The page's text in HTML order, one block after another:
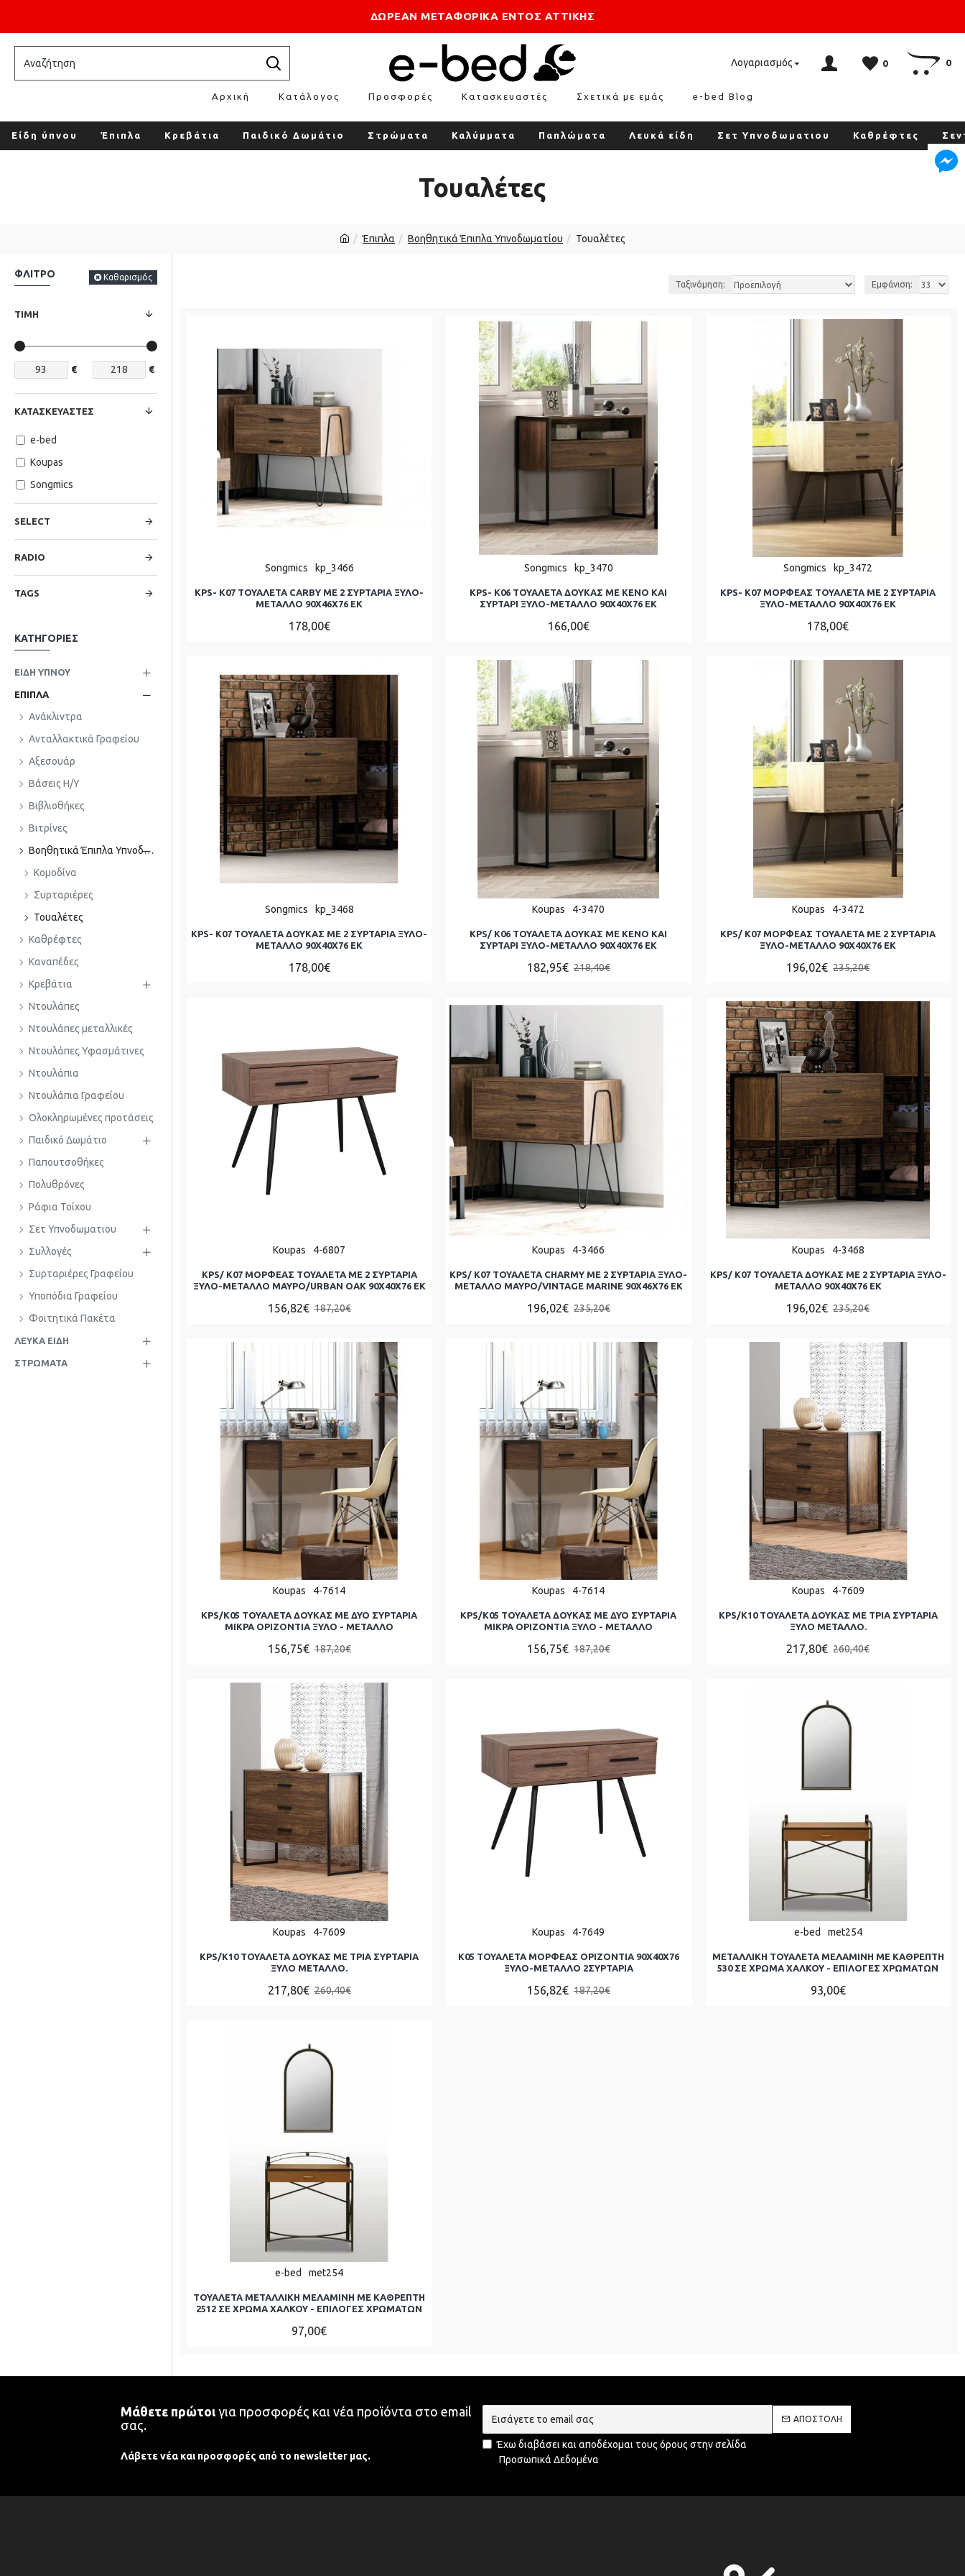
ΔΩΡΕΑΝ ΜΕΤΑΦΟΡΙΚΑ ΕΝΤΟΣ ΑΤΤΙΚΗΣ
Λογαριασμός 0 0
Αρχική Κατάλογος Προσφορές Κατασκευαστές Σχετικά με εμάς e-bed Blog
Είδη ύπνου Έπιπλα Κρεβάτια Παιδικό Δωμάτιο Στρώματα Καλύμματα Παπλώματα Λευκά είδη Σετ Υπνοδωματιου Καθρέφτες
Έπιπλα Βοηθητικά Έπιπλα Υπνοδωματίου Τουαλέτες
Τουαλέτες
ΦΛΊΤΡΟ Καθαρισμός
ΤΙΜΉ
€ €
ΚΑΤΑΣΚΕΥΑΣΤΈΣ
e-bed
Koupas
Songmics
SELECT
RADIO
TAGS
ΚΑΤΗΓΟΡΊΕΣ
ΕΊΔΗ ΎΠΝΟΥ
ΈΠΙΠΛΑ
Ανάκλιντρα
Ανταλλακτικά Γραφείου
Αξεσουάρ
Βάσεις Η/Υ
Βιβλιοθήκες
Βιτρίνες
Βοηθητικά Έπιπλα Υπνοδωματίου
Κομοδίνα
Συρταριέρες
Τουαλέτες
Καθρέφτες
Καναπέδες
Κρεβάτια
Ντουλάπες
Ντουλάπες μεταλλικές
Ντουλάπες Υφασμάτινες
Ντουλάπια
Ντουλάπια Γραφείου
Ολοκληρωμένες προτάσεις
Παιδικό Δωμάτιο
Παπουτσοθήκες
Πολυθρόνες
Ράφια Τοίχου
Σετ Υπνοδωματιου
Συλλογές
Συρταριέρες Γραφείου
Υποπόδια Γραφείου
Φοιτητικά Πακέτα
ΛΕΥΚΆ ΕΊΔΗ
ΣΤΡΏΜΑΤΑ
Ταξινόμηση: Εμφάνιση:
Songmics kp_3466
KPS- K07 ΤΟΥΑΛΕΤΑ CARBY ΜΕ 2 ΣΥΡΤΑΡΙΑ ΞΥΛΟ-
ΜΕΤΑΛΛΟ 90Χ46Χ76 ΕΚ
178,00€
Songmics kp_3470
KPS- K06 ΤΟΥΑΛΕΤΑ ΔΟΥΚΑΣ ΜΕ ΚΕΝΟ ΚΑΙ
ΣΥΡΤΑΡΙ ΞΥΛΟ-ΜΕΤΑΛΛΟ 90Χ40Χ76 ΕΚ
166,00€
Songmics kp_3472
KPS- K07 ΜΟΡΦΕΑΣ ΤΟΥΑΛΕΤΑ ΜΕ 2 ΣΥΡΤΑΡΙΑ
ΞΥΛΟ-ΜΕΤΑΛΛΟ 90Χ40Χ76 ΕΚ
178,00€
Songmics kp_3468
KPS- K07 ΤΟΥΑΛΕΤΑ ΔΟΥΚΑΣ ΜΕ 2 ΣΥΡΤΑΡΙΑ ΞΥΛΟ-
ΜΕΤΑΛΛΟ 90Χ40Χ76 ΕΚ
178,00€
Koupas 4-3470
KPS/ K06 ΤΟΥΑΛΕΤΑ ΔΟΥΚΑΣ ΜΕ ΚΕΝΟ ΚΑΙ
ΣΥΡΤΑΡΙ ΞΥΛΟ-ΜΕΤΑΛΛΟ 90Χ40Χ76 ΕΚ
182,95€ 218,40€
Koupas 4-3472
KPS/ K07 ΜΟΡΦΕΑΣ ΤΟΥΑΛΕΤΑ ΜΕ 2 ΣΥΡΤΑΡΙΑ
ΞΥΛΟ-ΜΕΤΑΛΛΟ 90Χ40Χ76 ΕΚ
196,02€ 235,20€
Koupas 4-6807
KPS/ K07 ΜΟΡΦΕΑΣ ΤΟΥΑΛΕΤΑ ΜΕ 2 ΣΥΡΤΑΡΙΑ
ΞΥΛΟ-ΜΕΤΑΛΛΟ ΜΑΥΡΟ/URBAN OAK 90Χ40Χ76 ΕΚ
156,82€ 187,20€
Koupas 4-3466
KPS/ K07 ΤΟΥΑΛΕΤΑ CHARMY ΜΕ 2 ΣΥΡΤΑΡΙΑ ΞΥΛΟ-
ΜΕΤΑΛΛΟ ΜΑΥΡΟ/VINTAGE MARINE 90Χ46Χ76 ΕΚ
196,02€ 235,20€
Koupas 4-3468
KPS/ K07 ΤΟΥΑΛΕΤΑ ΔΟΥΚΑΣ ΜΕ 2 ΣΥΡΤΑΡΙΑ ΞΥΛΟ-
ΜΕΤΑΛΛΟ 90Χ40Χ76 ΕΚ
196,02€ 235,20€
Koupas 4-7614
KPS/Κ05 ΤΟΥΑΛΕΤΑ ΔΟΥΚΑΣ ΜΕ ΔΥΟ ΣΥΡΤΑΡΙΑ
ΜΙΚΡΑ ΟΡΙΖΟΝΤΙΑ ΞΥΛΟ - ΜΕΤΑΛΛΟ
156,75€ 187,20€
Koupas 4-7614
KPS/Κ05 ΤΟΥΑΛΕΤΑ ΔΟΥΚΑΣ ΜΕ ΔΥΟ ΣΥΡΤΑΡΙΑ
ΜΙΚΡΑ ΟΡΙΖΟΝΤΙΑ ΞΥΛΟ - ΜΕΤΑΛΛΟ
156,75€ 187,20€
Koupas 4-7609
KPS/Κ10 ΤΟΥΑΛΕΤΑ ΔΟΥΚΑΣ ΜΕ ΤΡΙΑ ΣΥΡΤΑΡΙΑ
ΞΥΛΟ ΜΕΤΑΛΛΟ.
217,80€ 260,40€
Koupas 4-7609
KPS/Κ10 ΤΟΥΑΛΕΤΑ ΔΟΥΚΑΣ ΜΕ ΤΡΙΑ ΣΥΡΤΑΡΙΑ
ΞΥΛΟ ΜΕΤΑΛΛΟ.
217,80€ 260,40€
Koupas 4-7649
Κ05 ΤΟΥΑΛΕΤΑ ΜΟΡΦΕΑΣ ΟΡΙΖΟΝΤΙΑ 90Χ40Χ76
ΞΥΛΟ-ΜΕΤΑΛΛΟ 2ΣΥΡΤΑΡΙΑ
156,82€ 187,20€
e-bed met254
ΜΕΤΑΛΛΙΚΗ ΤΟΥΑΛΕΤΑ ΜΕΛΑΜΙΝΗ ΜΕ ΚΑΘΡΕΠΤΗ
530 ΣΕ ΧΡΩΜΑ ΧΑΛΚΟΥ - ΕΠΙΛΟΓΕΣ ΧΡΩΜΑΤΩΝ
93,00€
e-bed met254
ΤΟΥΑΛΕΤΑ ΜΕΤΑΛΛΙΚΗ ΜΕΛΑΜΙΝΗ ΜΕ ΚΑΘΡΕΠΤΗ
2512 ΣΕ ΧΡΩΜΑ ΧΑΛΚΟΥ - ΕΠΙΛΟΓΕΣ ΧΡΩΜΑΤΩΝ
97,00€
Μάθετε πρώτοι για προσφορές και νέα προϊόντα στο email
σας.
Λάβετε νέα και προσφορές από το newsletter μας.
ΑΠΟΣΤΟΛΉ
Έχω διαβάσει και αποδέχομαι τους όρους στην σελίδα
Προσωπικά Δεδομένα